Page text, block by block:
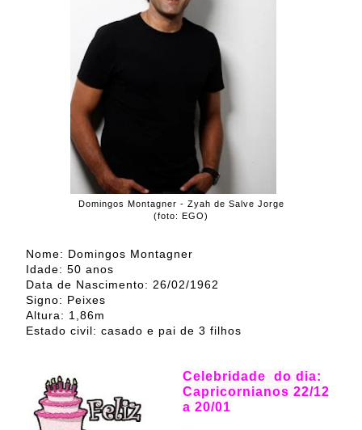
Domingos Montagner - Zyah de Salve Jorge
(foto: EGO)
Nome: Domingos Montagner
Idade: 50 anos
Data de Nascimento: 26/02/1962
Signo: Peixes
Altura: 1,86m
Estado civil: casado e pai de 3 filhos
Celebridade do dia:
Capricornianos 22/12
a 20/01